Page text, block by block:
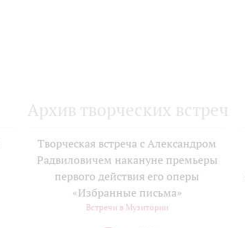
Архив творческих встреч
Творческая встреча с Александром
Радвиловичем накануне премьеры
первого действия его оперы
«Избранные письма»
Встречи в Музитории